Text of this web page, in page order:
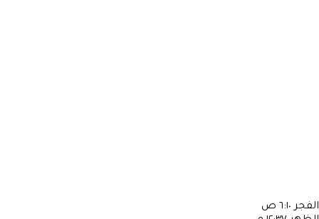
الفجر ٦:١٠ ص